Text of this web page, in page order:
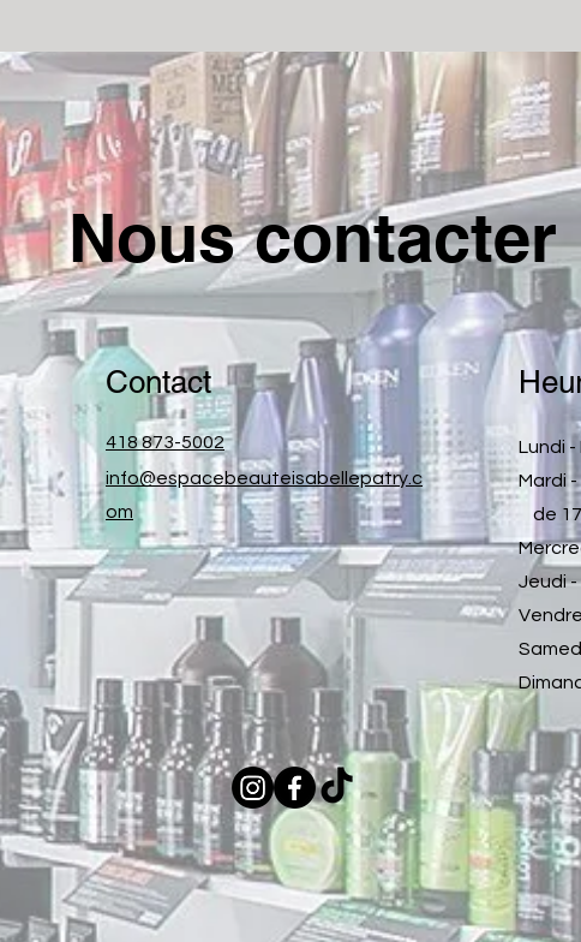
Nous contacter
Contact
418 873-5002
info@espacebeauteisabellepatry.c
om
Lundi -
Mardi -
de
Jeudi -